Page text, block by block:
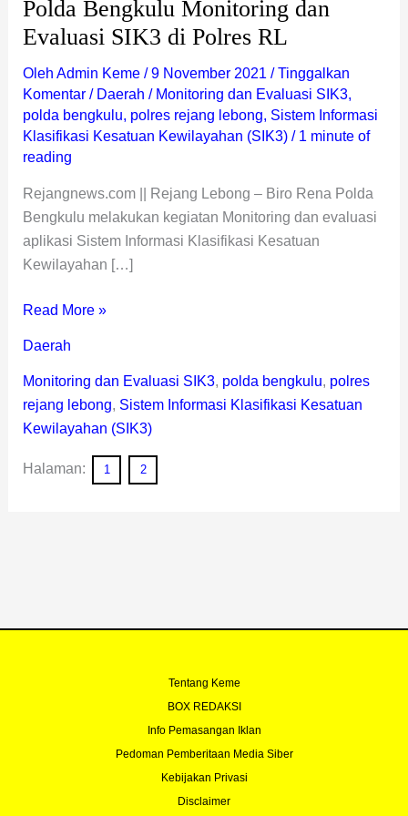
Polda Bengkulu Monitoring dan
Evaluasi SIK3 di Polres RL
Oleh Admin Keme /9 November 2021 /Tinggalkan
Komentar / Daerah / Monitoring dan Evaluasi SIK3,
polda bengkulu, polres rejang lebong, Sistem Informasi
Klasifikasi Kesatuan Kewilayahan (SIK3)/ 1 minute of
reading
Rejangnews.com || Rejang Lebong – Biro Rena Polda
Bengkulu melakukan kegiatan Monitoring dan evaluasi
aplikasi Sistem Informasi Klasifikasi Kesatuan
Kewilayahan […]
Read More »
Daerah
Monitoring dan Evaluasi SIK3, polda bengkulu, polres
rejang lebong, Sistem Informasi Klasifikasi Kesatuan
Kewilayahan (SIK3)
Halaman: 1 2
Tentang Keme
BOX REDAKSI
Info Pemasangan Iklan
Pedoman Pemberitaan Media Siber
Kebijakan Privasi
Disclaimer